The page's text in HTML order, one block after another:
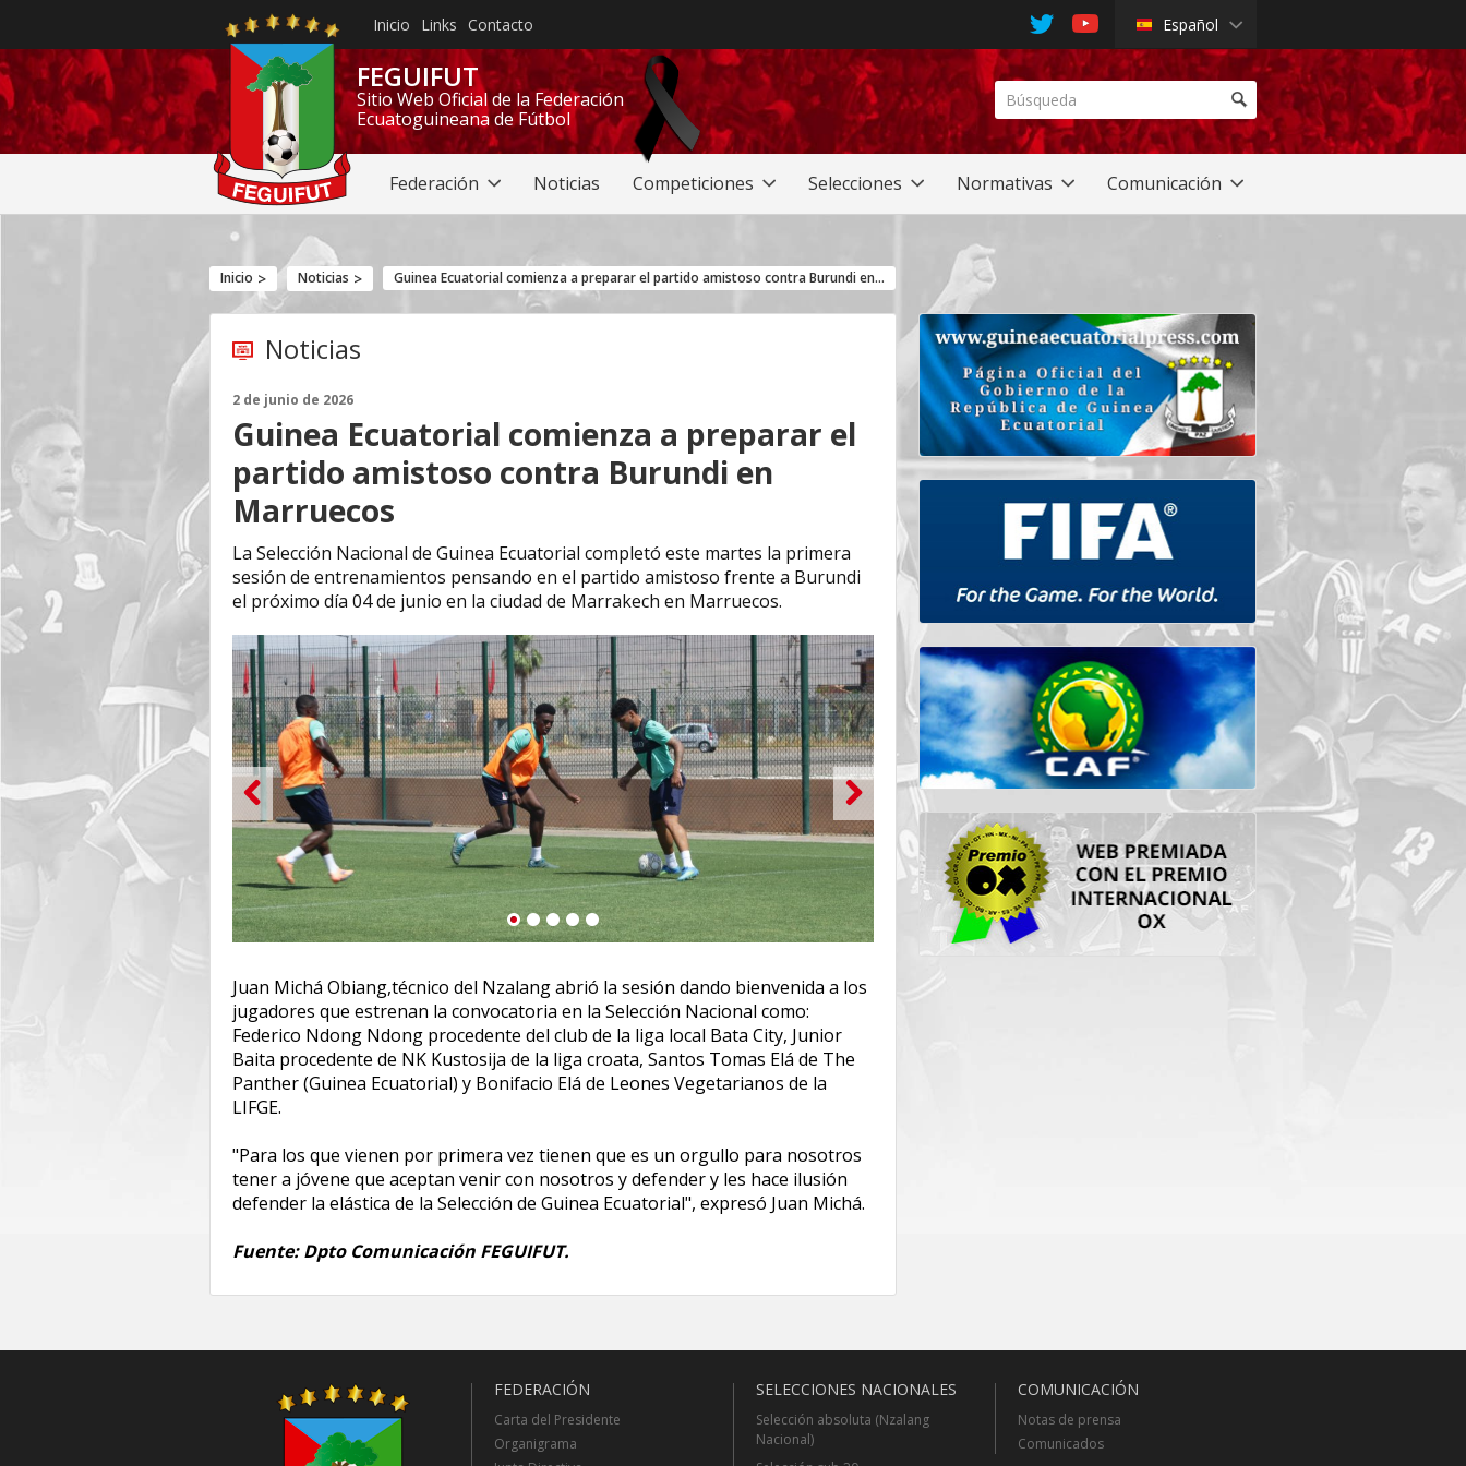
Inicio Links Contacto Español
FEGUIFUT
Sitio Web Oficial de la Federación
Ecuatoguineana de Fútbol
Federación Noticias Competiciones Selecciones Normativas Comunicación
Inicio Noticias ‎Guinea Ecuatorial comienza a preparar el partido amistoso contra Burundi en Marruecos ‎
Noticias
2 de junio de 2026
‎Guinea Ecuatorial comienza a preparar el
partido amistoso contra Burundi en
Marruecos ‎
‎La Selección Nacional de Guinea Ecuatorial completó este martes la primera
sesión de entrenamientos pensando en el partido amistoso frente a Burundi
el próximo día 04 de junio en la ciudad de Marrakech en Marruecos.
12345
‎Juan Michá Obiang,técnico del Nzalang abrió la sesión dando bienvenida a los
jugadores que estrenan la convocatoria en la Selección Nacional como:
Federico Ndong Ndong procedente del club de la liga local Bata City, Junior
Baita procedente de NK Kustosija de la liga croata, Santos Tomas Elá de The
Panther (Guinea Ecuatorial) y Bonifacio Elá de Leones Vegetarianos de la
LIFGE.
‎"Para los que vienen por primera vez tienen que es un orgullo para nosotros
tener a jóvene que aceptan venir con nosotros y defender y les hace ilusión
defender la elástica de la Selección de Guinea Ecuatorial", expresó Juan Michá.
Fuente: Dpto Comunicación FEGUIFUT.
FEDERACIÓN
Carta del Presidente
Organigrama
SELECCIONES NACIONALES
Selección absoluta (Nzalang
Nacional)
COMUNICACIÓN
Notas de prensa
Comunicados